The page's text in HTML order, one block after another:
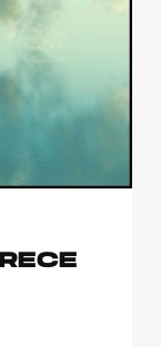
TODOS LOS